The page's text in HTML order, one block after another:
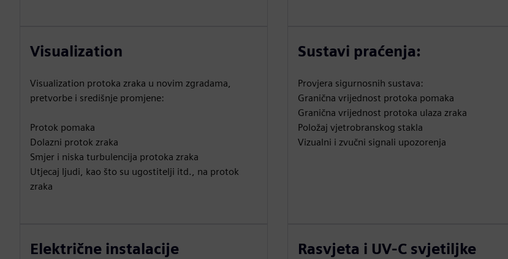
Visualization
Visualization protoka zraka u novim zgradama,
pretvorbe i središnje promjene:
Protok pomaka
Dolazni protok zraka
Smjer i niska turbulencija protoka zraka
Utjecaj ljudi, kao što su ugostitelji itd., na protok
zraka
Sustavi praćenja:
Provjera sigurnosnih sustava:
Granična vrijednost protoka pomaka
Granična vrijednost protoka ulaza zraka
Položaj vjetrobranskog stakla
Vizualni i zvučni signali upozorenja
Električne instalacije Rasvjeta i UV-C svjetiljke